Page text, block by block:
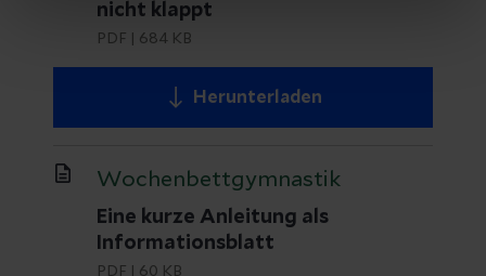
nicht klappt
PDF 684 KB
Herunterladen
Wochenbettgymnastik
Eine kurze Anleitung als
Informationsblatt
PDF 60 KB